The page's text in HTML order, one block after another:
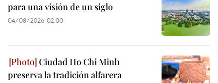
para una visión de un siglo
04/08/2026 02:00
Ciudad Ho Chi Minh
preserva la tradición alfarera